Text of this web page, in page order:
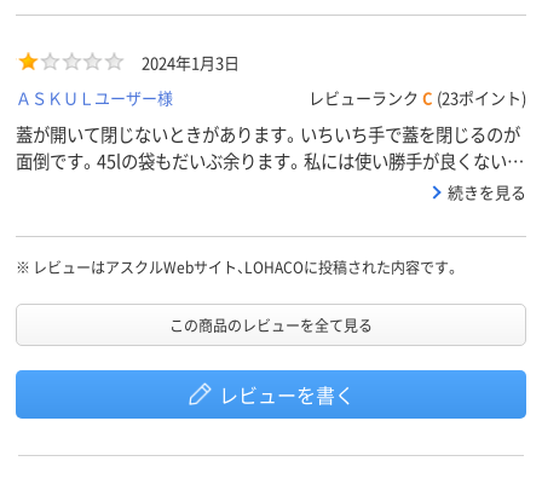
2024年1月3日
ＡＳＫＵＬユーザー様
レビューランク C (23ポイント)
蓋が開いて閉じないときがあります。いちいち手で蓋を閉じるのが
面倒です。45lの袋もだいぶ余ります。私には使い勝手が良くないと
続きを見る
※ レビューはアスクルWebサイト、LOHACOに投稿された内容です。
この商品のレビューを全て見る
レビューを書く